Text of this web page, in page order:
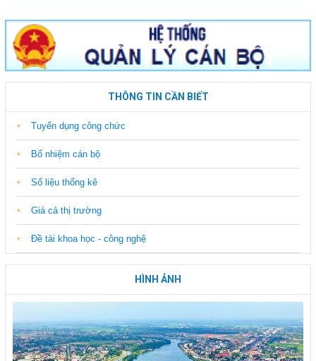
THÔNG TIN CẦN BIẾT
Tuyển dụng công chức
Bổ nhiệm cán bộ
Số liệu thống kê
Giá cả thị trường
Đề tài khoa học - công nghệ
HÌNH ẢNH